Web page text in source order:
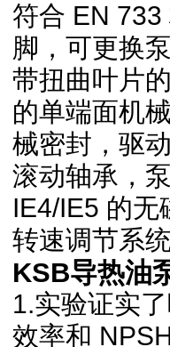
符合 EN
脚，可更换
带扭曲叶片
的单端面机
械密封，驱
滚动轴承，
IE4/IE5 的
转速调节系
KSB导热油
1.实验证实
效率和